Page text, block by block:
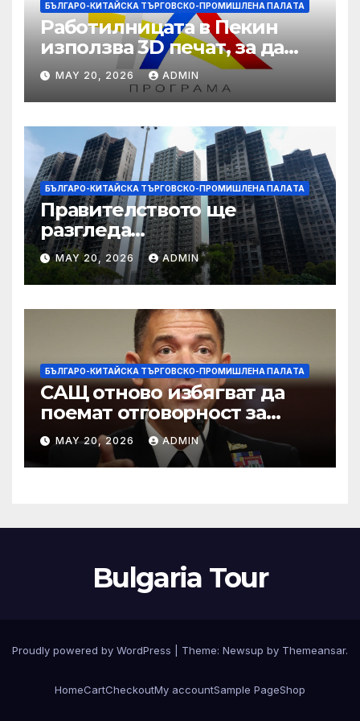
БЪЛГАРО-КИТАЙСКА ТЪРГОВСКО-ПРОМИШЛЕНА ПАЛAТА
Работилницата в Пекин
използва 3D печат, за да
даде възможност на
работниците с увреждания
MAY 20, 2026 ADMIN
БЪЛГАРО-КИТАЙСКА ТЪРГОВСКО-ПРОМИШЛЕНА ПАЛAТА
Правителството ще
разгледа
застрахователните
претенции на Wang Fuk
Court по план за обратно
изкупуване: Хоп
MAY 20, 2026 ADMIN
БЪЛГАРО-КИТАЙСКА ТЪРГОВСКО-ПРОМИШЛЕНА ПАЛAТА
САЩ отново избягват да
поемат отговорност за
нападението в училище в
Иран, при което загинаха
155 души
MAY 20, 2026 ADMIN
Bulgaria Tour
Proudly powered by WordPress Theme: Newsup by Themeansar.
HomeCartCheckoutMy accountSample PageShop